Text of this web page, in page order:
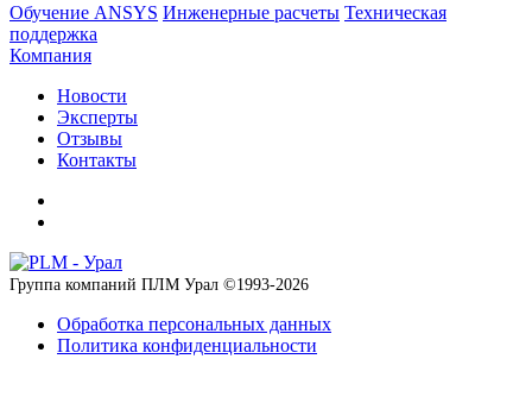
Обучение ANSYS Инженерные расчеты Техническая
поддержка
Компания
Новости
Эксперты
Отзывы
Контакты
Группа компаний ПЛМ Урал ©1993-2026
Обработка персональных данных
Политика конфиденциальности